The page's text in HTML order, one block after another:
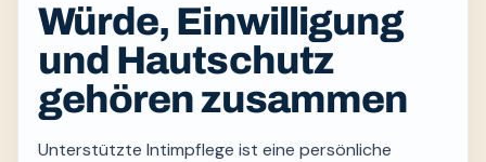
Würde, Einwilligung
und Hautschutz
gehören zusammen
Unterstützte Intimpflege ist eine persönliche